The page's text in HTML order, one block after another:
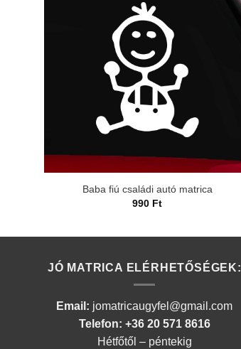
Baba fiú családi autó matrica
990 Ft
JÓ MATRICA ELÉRHETŐSÉGEK:
Email: jomatricaugyfel@gmail.com
Telefon: +36 20 571 8616
Hétfőtől – péntekig